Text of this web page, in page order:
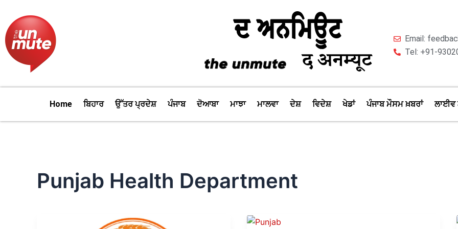
content
Email:
Tel: +91-
Home ਬਿਹਾਰ ਉੱਤਰ ਪ੍ਰਦੇਸ਼ ਪੰਜਾਬ ਦੋਆਬਾ ਮਾਝਾ ਮਾਲਵਾ ਦੇਸ਼ ਵਿਦੇਸ਼ ਖੇਡਾਂ ਪੰਜਾਬ ਮੌਸਮ ਖ਼ਬਰਾਂ ਲਾਈਵ
Punjab Health Department